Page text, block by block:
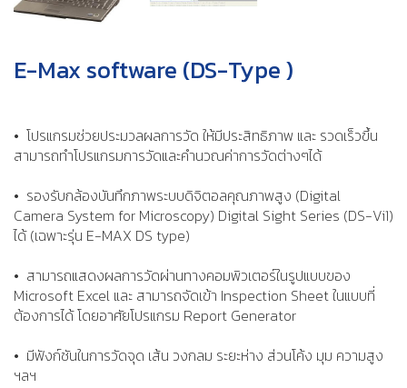
E-Max software (DS-Type )
• โปรแกรมช่วยประมวลผลการวัด ให้มีประสิทธิภาพ และ รวดเร็วขึ้น
สามารถทำโปรแกรมการวัดและคำนวณค่าการวัดต่างๆได้
• รองรับกล้องบันทึกภาพระบบดิจิตอลคุณภาพสูง (Digital
Camera System for Microscopy) Digital Sight Series (DS-Vi1)
ได้ (เฉพาะรุ่น E-MAX DS type)
• สามารถแสดงผลการวัดผ่านทางคอมพิวเตอร์ในรูปแบบของ
Microsoft Excel และ สามารถจัดเข้า Inspection Sheet ในแบบที่
ต้องการได้ โดยอาศัยโปรแกรม Report Generator
• มีฟังก์ชันในการวัดจุด เส้น วงกลม ระยะห่าง ส่วนโค้ง มุม ความสูง
ฯลฯ